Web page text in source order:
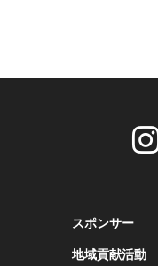
スポンサー
地域貢献活動